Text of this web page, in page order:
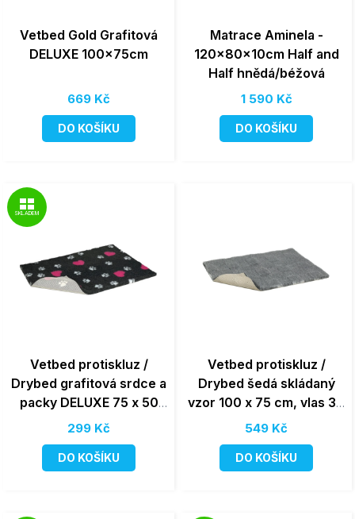
Vetbed Gold Grafitová
DELUXE 100x75cm
669 Kč
DO KOŠÍKU
Matrace Aminela -
120x80x10cm Half and
Half hnědá/béžová
1 590 Kč
DO KOŠÍKU
SKLADEM
Vetbed protiskluz /
Drybed grafitová srdce a
packy DELUXE 75 x 50
cm, vlas 30 mm
299 Kč
DO KOŠÍKU
Vetbed protiskluz /
Drybed šedá skládaný
vzor 100 x 75 cm, vlas 30
mm
549 Kč
DO KOŠÍKU